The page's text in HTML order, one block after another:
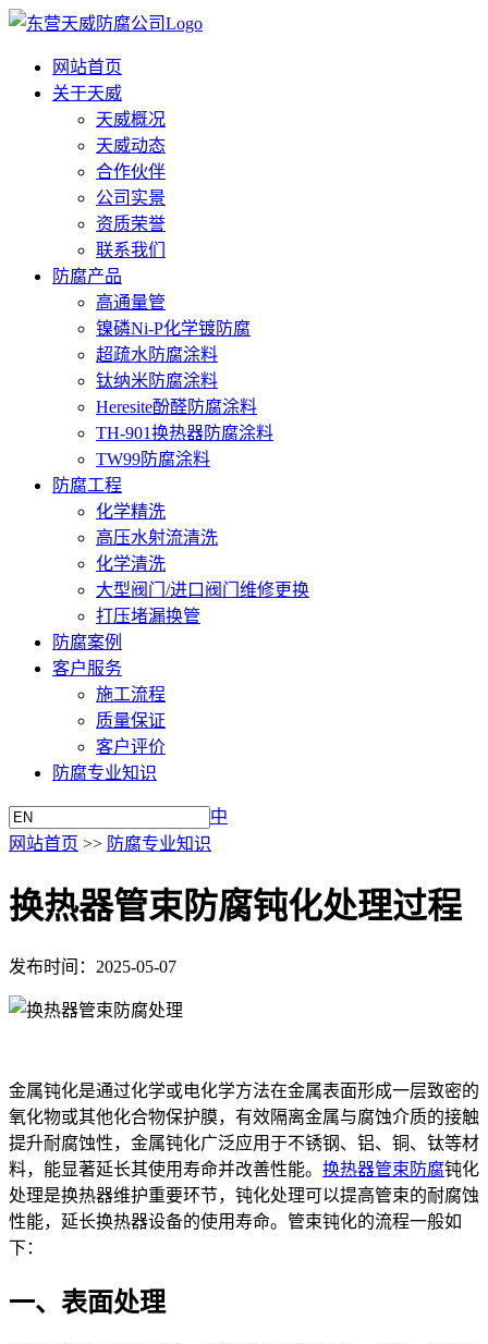
网站首页
关于天威
天威概况
天威动态
合作伙伴
公司实景
资质荣誉
联系我们
防腐产品
高通量管
镍磷Ni-P化学镀防腐
超疏水防腐涂料
钛纳米防腐涂料
Heresite酚醛防腐涂料
TH-901换热器防腐涂料
TW99防腐涂料
防腐工程
化学精洗
高压水射流清洗
化学清洗
大型阀门/进口阀门维修更换
打压堵漏换管
防腐案例
客户服务
施工流程
质量保证
客户评价
防腐专业知识
中
网站首页 >> 防腐专业知识
换热器管束防腐钝化处理过程
发布时间：2025-05-07
金属钝化是通过化学或电化学方法在金属表面形成一层致密的
氧化物或其他化合物保护膜，有效隔离金属与腐蚀介质的接触
提升耐腐蚀性，金属钝化广泛应用于不锈钢、铝、铜、钛等材
料，能显著延长其使用寿命并改善性能。 换热器管束防腐钝化
处理是换热器维护重要环节，钝化处理可以提高管束的耐腐蚀
性能，延长换热器设备的使用寿命。管束钝化的流程一般如
下：
一、表面处理